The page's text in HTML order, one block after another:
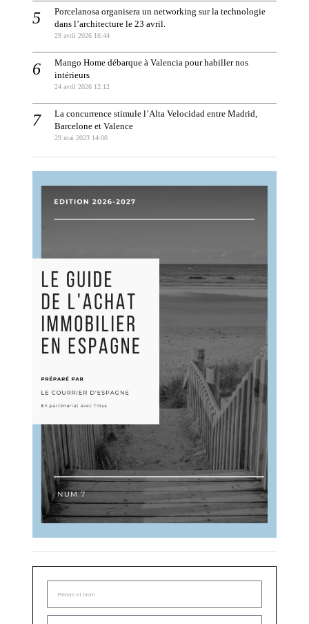
Porcelanosa organisera un networking sur la technologie
dans l’architecture le 23 avril.
29 avril 2026 16:44
Mango Home débarque à Valencia pour habiller nos
intérieurs
24 avril 2026 12:12
La concurrence stimule l’Alta Velocidad entre Madrid,
Barcelone et Valence
29 mai 2023 14:00